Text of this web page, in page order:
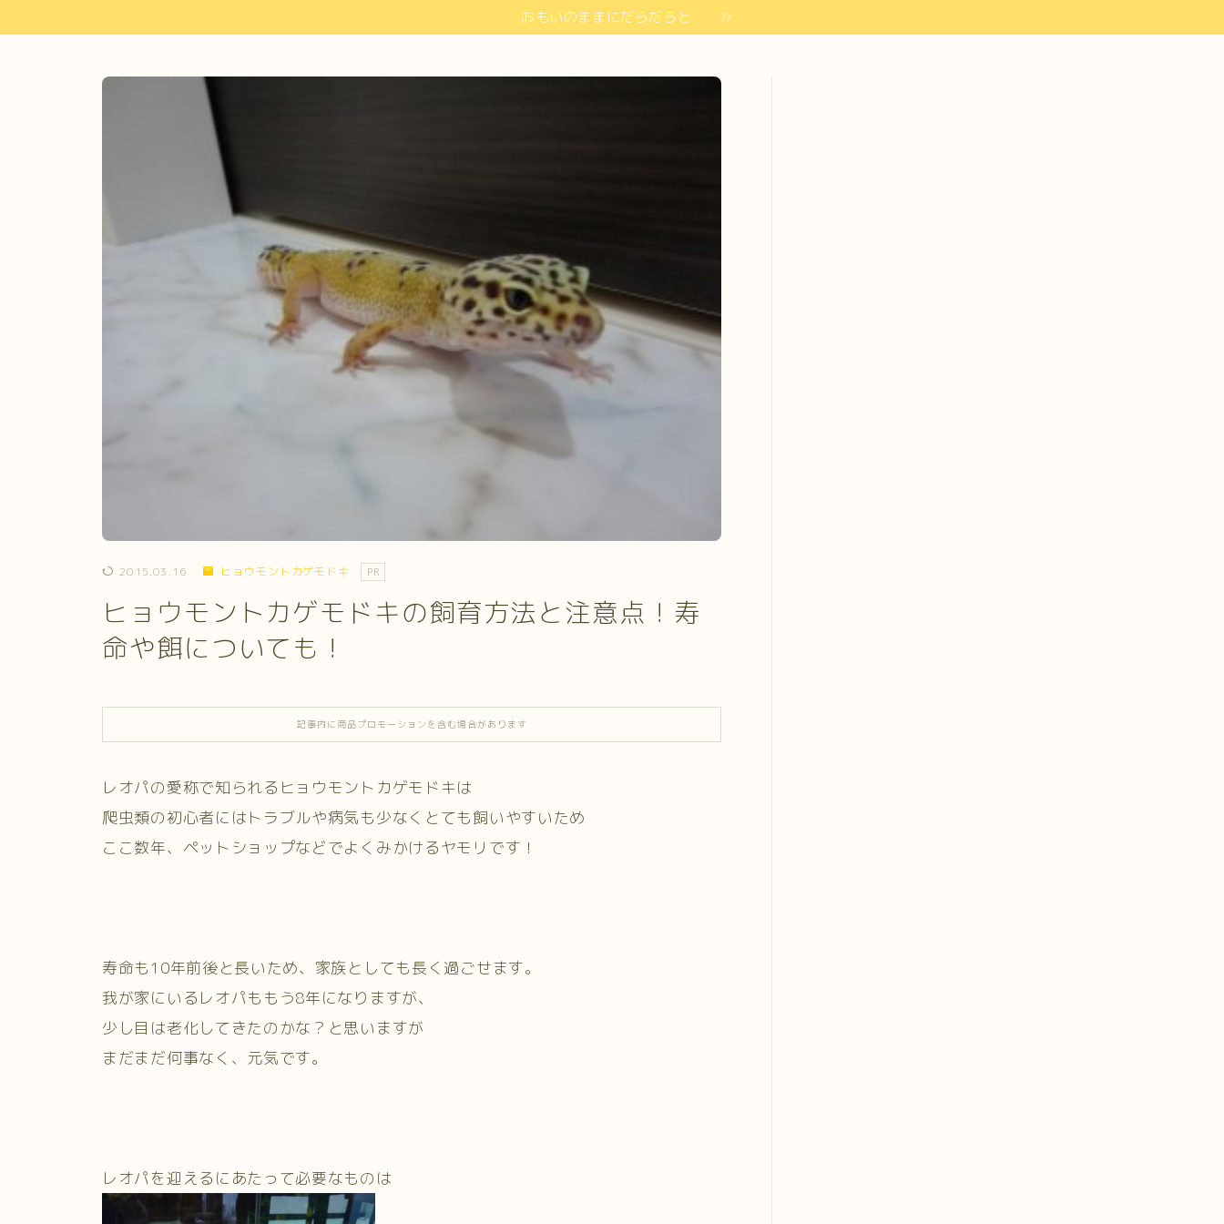
おもいのままにだらだらと
2015.03.16 ヒョウモントカゲモドキ PR
ヒョウモントカゲモドキの飼育方法と注意点！寿
命や餌についても！
記事内に商品プロモーションを含む場合があります
レオパの愛称で知られるヒョウモントカゲモドキは
爬虫類の初心者にはトラブルや病気も少なくとても飼いやすいため
ここ数年、ペットショップなどでよくみかけるヤモリです！
寿命も10年前後と長いため、家族としても長く過ごせます。
我が家にいるレオパももう8年になりますが、
少し目は老化してきたのかな？と思いますが
まだまだ何事なく、元気です。
レオパを迎えるにあたって必要なものは